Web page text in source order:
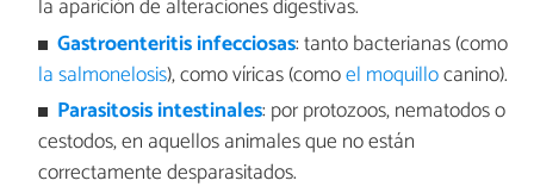
la aparición de alteraciones digestivas.
Gastroenteritis infecciosas: tanto bacterianas (como
la salmonelosis), como víricas (comoel moquillocanino).
Parasitosis intestinales: por protozoos, nematodos o
cestodos, en aquellos animales que no están
correctamente desparasitados.